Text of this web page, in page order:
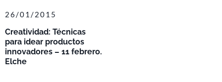
Creatividad: Técnicas
para idear productos
innovadores – 11 febrero.
Elche
26/01/2015